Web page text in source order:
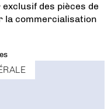
des pièces de
la commercialisation